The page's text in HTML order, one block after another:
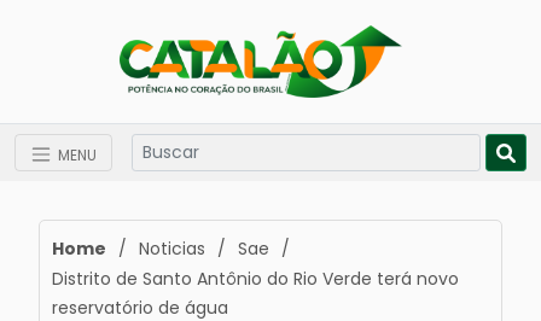
MENU
Home / Noticias / Sae /
Distrito de Santo Antônio do Rio Verde terá novo
reservatório de água